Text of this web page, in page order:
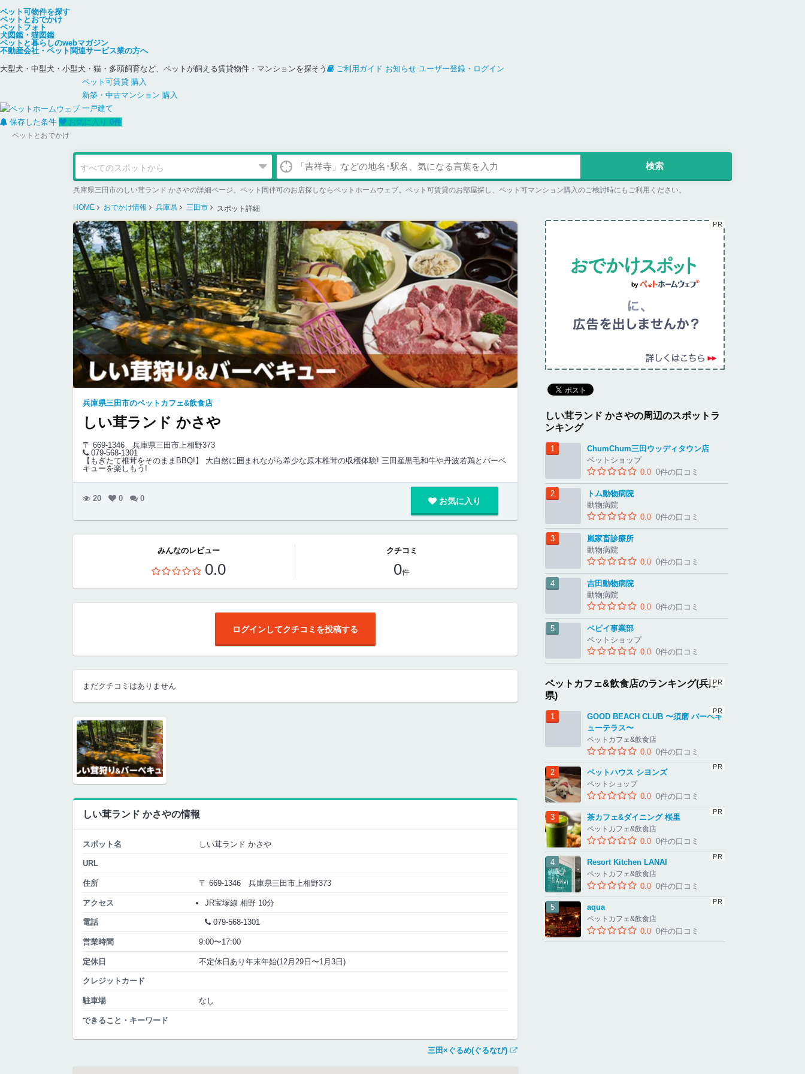
ペット可物件を探す
ペットとおでかけ
ペットフォト
犬図鑑・猫図鑑
ペットと暮らしのwebマガジン
不動産会社・ペット関連サービス業の方へ
大型犬・中型犬・小型犬・猫・多頭飼育など、ペットが飼える賃貸物件・マンションを探そう
ご利用ガイド お知らせ ユーザー登録・ログイン
ペット可賃貸 購入
新築・中古マンション 購入
一戸建て
保存した条件
お気に入り 0件
ペットとおでかけ
兵庫県三田市のしい茸ランド かさやの詳細ページ。ペット同伴可のお店探しならペットホームウェブ。ペット可賃貸のお部屋探し、ペット可マンション購入のご検討時にもご利用ください。
HOME おでかけ情報 兵庫県 三田市 スポット詳細
兵庫県三田市のペットカフェ&飲食店
しい茸ランド かさや
〒 669-1346
兵庫県三田市上相野373
079-568-1301
【もぎたて椎茸をそのままBBQ!】 大自然に囲まれながら希少な原木椎茸の収穫体験! 三田産黒毛和牛や丹波若鶏とバーベ
キューを楽しもう!
20 0 0 お気に入り
みんなのレビュー
0.0
クチコミ
0件
ログインしてクチコミを投稿する
まだクチコミはありません
しい茸ランド かさやの情報
スポット名 しい茸ランド かさや
URL
住所 〒 669-1346 兵庫県三田市上相野373
アクセス JR宝塚線 相野 10分
電話 079-568-1301
営業時間 9:00〜17:00
定休日 不定休日あり年末年始(12月29日〜1月3日)
クレジットカード
駐車場 なし
できること・キーワード
三田×ぐるめ(ぐるなび)
しい茸ランド かさやの周辺のスポットラ
ンキング
ChumChum三田ウッディタウン店
ペットショップ
0.0 0件の口コミ
トム動物病院
動物病院
0.0 0件の口コミ
嵐家畜診療所
動物病院
0.0 0件の口コミ
吉田動物病院
動物病院
0.0 0件の口コミ
ペピイ事業部
ペットショップ
0.0 0件の口コミ
ペットカフェ&飲食店のランキング(兵庫
県)
GOOD BEACH CLUB 〜須磨 バーベキ
ューテラス〜
ペットカフェ&飲食店
0.0 0件の口コミ
ペットハウス シヨンズ
ペットショップ
0.0 0件の口コミ
茶カフェ&ダイニング 桜里
ペットカフェ&飲食店
0.0 0件の口コミ
Resort Kitchen LANAI
ペットカフェ&飲食店
0.0 0件の口コミ
aqua
ペットカフェ&飲食店
0.0 0件の口コミ